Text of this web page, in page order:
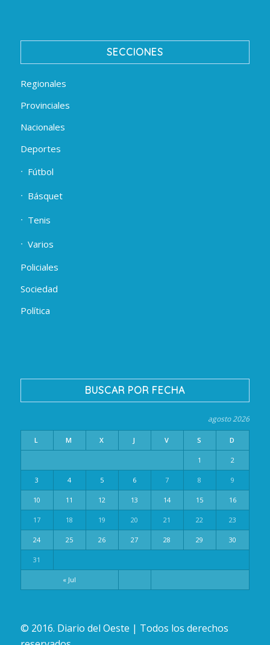
SECCIONES
Regionales
Provinciales
Nacionales
Deportes
Fútbol
Básquet
Tenis
Varios
Policiales
Sociedad
Política
BUSCAR POR FECHA
agosto 2026
L M X J V S D
« Jul
1 2
3 4 5 6 7 8 9
10 11 12 13 14 15 16
17 18 19 20 21 22 23
24 25 26 27 28 29 30
31
© 2016. Diario del Oeste | Todos los derechos